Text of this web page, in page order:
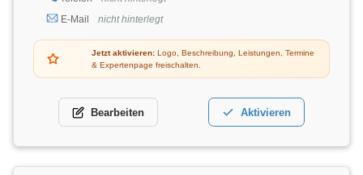
E-Mail
nicht hinterlegt
Jetzt aktivieren: Logo, Beschreibung, Leistungen, Termine
& Expertenpage freischalten.
Bearbeiten Aktivieren